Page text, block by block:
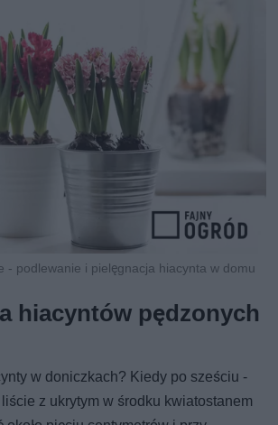
- podlewanie i pielęgnacja hiacynta w domu
hiacyntów pędzonych
w doniczkach? Kiedy po sześciu -
z ukrytym w środku kwiatostanem